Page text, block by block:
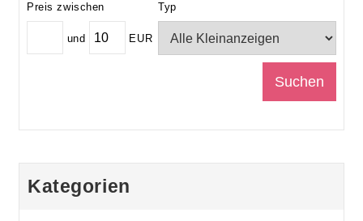
Preis zwischen Typ
und EUR
Kategorien